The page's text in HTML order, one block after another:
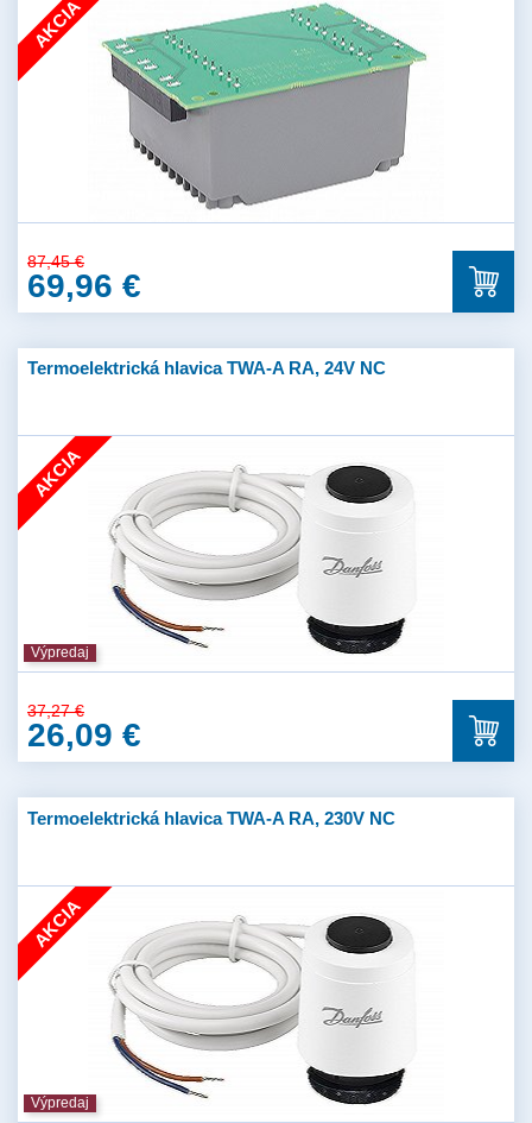
AKCIA
87,45 €
69,96 €
Termoelektrická hlavica TWA-A RA, 24V NC
Výpredaj
AKCIA
37,27 €
26,09 €
Termoelektrická hlavica TWA-A RA, 230V NC
Výpredaj
AKCIA